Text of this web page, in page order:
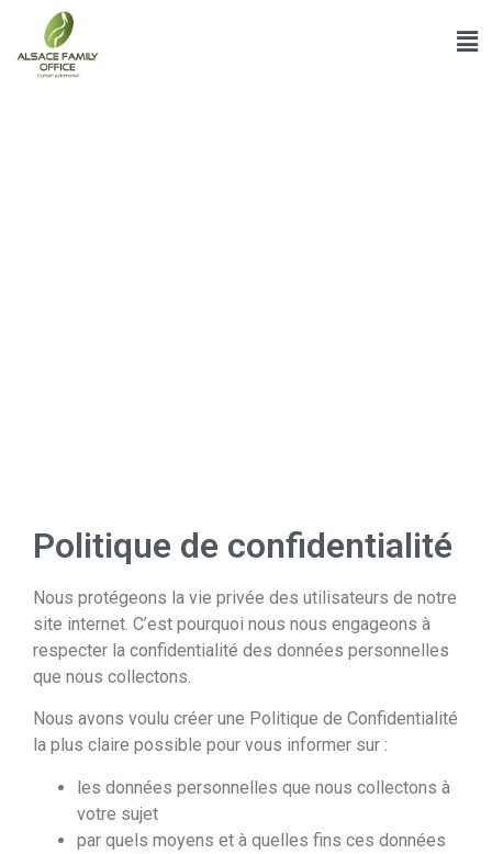
Politique de confidentialité
Nous protégeons la vie privée des utilisateurs de notre
site internet. C’est pourquoi nous nous engageons à
respecter la confidentialité des données personnelles
que nous collectons.
Nous avons voulu créer une Politique de Confidentialité
la plus claire possible pour vous informer sur :
les données personnelles que nous collectons à
votre sujet
par quels moyens et à quelles fins ces données